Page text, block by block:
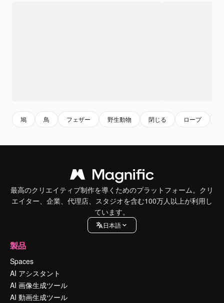
鳩 鳥 フェザー 野生動物 閉じる ロープ
最高のクリエイティブ制作を導くためのプラットフォーム。クリ
エイター、企業、代理店、スタジオを含む100万人以上が利用し
ています。
日本語
製品
Spaces
AI アシスタント
AI 画像生成ツール
AI 動画生成ツール